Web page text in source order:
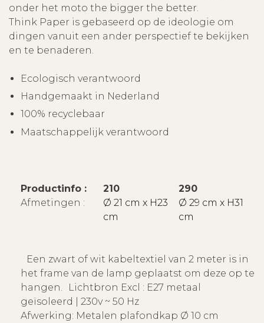
onder het moto the bigger the better.
Think Paper is gebaseerd op de ideologie om
dingen vanuit een ander perspectief te bekijken
en te benaderen.
Ecologisch verantwoord
Handgemaakt in Nederland
100% recyclebaar
Maatschappelijk verantwoord
Productinfo : 210
290
Afmetingen :
Ø 21 cm x H23
cm
Ø 29 cm x H31
cm
Een zwart of wit kabeltextiel van 2 meter is in
het frame van de lamp geplaatst om deze op te
hangen. Lichtbron Excl : E27 metaal
geïsoleerd | 230v ~ 50 Hz
Afwerking: Metalen plafondkap Ø 10 cm